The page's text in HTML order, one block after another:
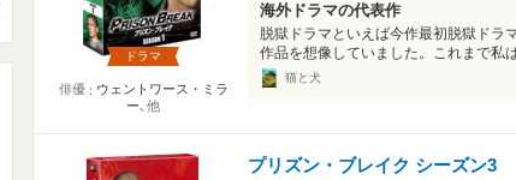
ドラマ
俳優
ウェントワース・ミラ
ー､他
海外ドラマの代表作
脱獄ドラマといえば今作最初脱獄ドラ
作品を想像していました。これまで私
猫と犬
プリズン・ブレイク シーズン3